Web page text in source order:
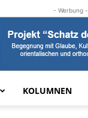
- Werbung -
KOLUMNEN